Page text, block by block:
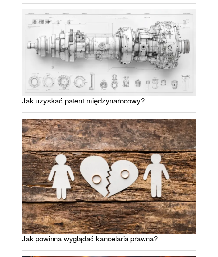
Jak uzyskać patent międzynarodowy?
Jak powinna wyglądać kancelaria prawna?